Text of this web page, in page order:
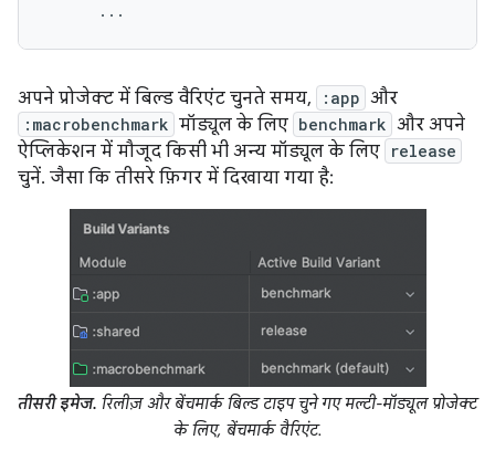
अपने प्रोजेक्ट में बिल्ड वैरिएंट चुनते समय, :app और
:macrobenchmark मॉड्यूल के लिए benchmark और अपने
ऐप्लिकेशन में मौजूद किसी भी अन्य मॉड्यूल के लिए release
चुनें. जैसा कि तीसरे फ़िगर में दिखाया गया है:
तीसरी इमेज. रिलीज़ और बेंचमार्क बिल्ड टाइप चुने गए मल्टी-मॉड्यूल प्रोजेक्ट
के लिए, बेंचमार्क वैरिएंट.